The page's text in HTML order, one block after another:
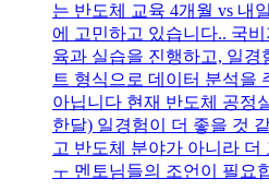
는 반도체 교육 4개월 vs 내
에 고민하고 있습니다.. 국
육과 실습을 진행하고, 일경
트 형식으로 데이터 분석을
아닙니다 현재 반도체 공정
한달) 일경험이 더 좋을 것
고 반도체 분야가 아니라
ㅜ 멘토님들의 조언이 필요